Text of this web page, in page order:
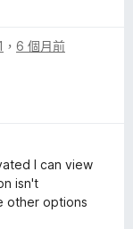
， 6 個月前
I can view
isn't
other options